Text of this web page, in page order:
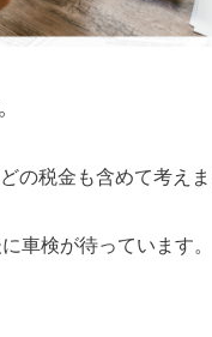
の税金も含めて考えま
車検が待っています